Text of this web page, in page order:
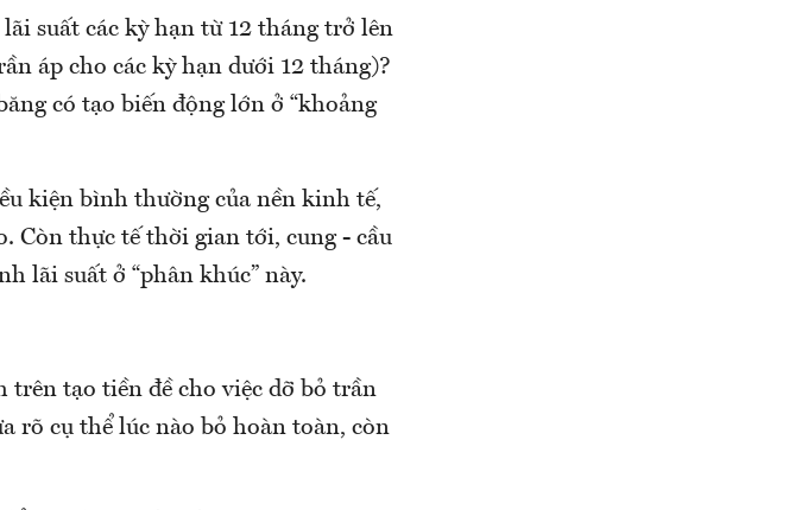
suất các kỳ hạn từ 12 tháng trở lên
áp cho các kỳ hạn dưới 12 tháng)?
có tạo biến động lớn ở “khoảng
kiện bình thường của nền kinh tế,
Còn thực tế thời gian tới, cung - cầu
lãi suất ở “phân khúc” này.
tạo tiền đề cho việc dỡ bỏ trần
rõ cụ thể lúc nào bỏ hoàn toàn, còn